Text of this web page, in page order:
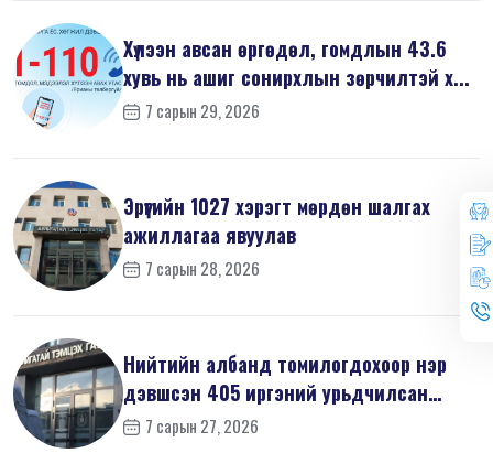
Хүлээн авсан өргөдөл, гомдлын 43.6
хувь нь ашиг сонирхлын зөрчилтэй х...
7 сарын 29, 2026
Эрүүгийн 1027 хэрэгт мөрдөн шалгах
ажиллагаа явуулав
7 сарын 28, 2026
Нийтийн албанд томилогдохоор нэр
дэвшсэн 405 иргэний урьдчилсан
мэдүүл...
7 сарын 27, 2026